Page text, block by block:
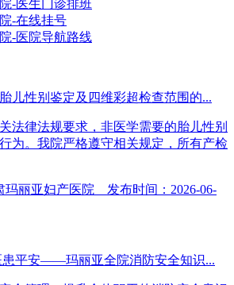
儿性别鉴定及四维彩超检查范围的...
法律法规要求，非医学需要的胎儿性别
为。我院严格遵守相关规定，所有产检
玛丽亚妇产医院 发布时间：2026-06-
患平安——玛丽亚全院消防安全知识...